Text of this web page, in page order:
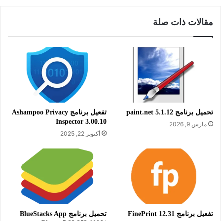
معلومات تقنية عن البرنامج:
العنوان: IDM UltraEdit 33.0.0.23
اسم الملف: ue_allinone.exe
حجم الملف: 438.65 ميجابايت
تاريخ التحديث: 9 يوليو 2026
اللغة: يدعم العديد من اللغات
متطلبات التشغيل: يدعم جميع إصدارات
الترخيص: مجاني
مقالات ذات صلة
تحميل برنامج paint.net 5.1.12
مارس 9, 2026
تفعيل برنامج Ashampoo Privacy
Inspector 3.00.10
أكتوبر 22, 2025
تفعيل برنامج FinePrint 12.31
تحميل برنامج BlueStacks App